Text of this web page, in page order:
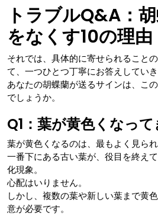
トラブルQ&A：
をなくす10の理由
それでは、具体的に寄せられること
て、一つひとつ丁寧にお答えしていき
あなたの胡蝶蘭が送るサインは、こ
でしょうか。
Q1：葉が黄色くなっ
葉が黄色くなるのは、最もよく見ら
一番下にある古い葉が、役目を終え
化現象。
心配はいりません。
しかし、複数の葉や新しい葉まで黄
意が必要です。